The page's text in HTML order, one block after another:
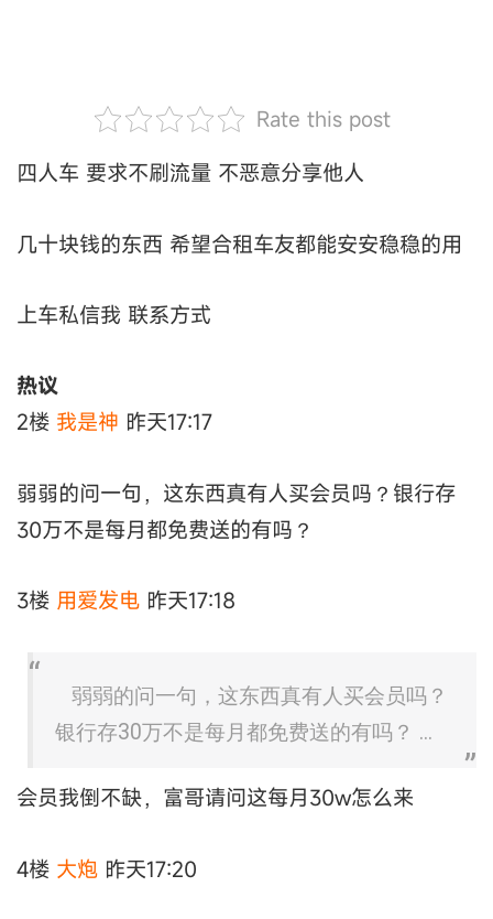
Rate this post
四人车 要求不刷流量 不恶意分享他人
几十块钱的东西 希望合租车友都能安安稳稳的用
上车私信我 联系方式
热议
2楼 我是神 昨天17:17
弱弱的问一句，这东西真有人买会员吗？银行存
30万不是每月都免费送的有吗？
3楼 用爱发电 昨天17:18
弱弱的问一句，这东西真有人买会员吗？
银行存30万不是每月都免费送的有吗？ ...
会员我倒不缺，富哥请问这每月30w怎么来
4楼 大炮 昨天17:20